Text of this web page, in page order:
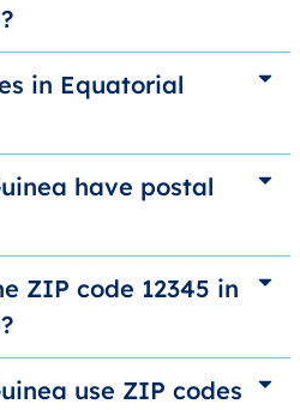
in Equatorial
have postal
ZIP code 12345 in
use ZIP codes